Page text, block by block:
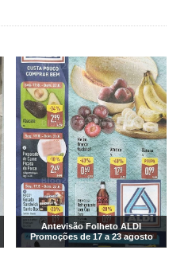
Antevisão Folheto ALDI
Promoções de 17 a 23 agosto